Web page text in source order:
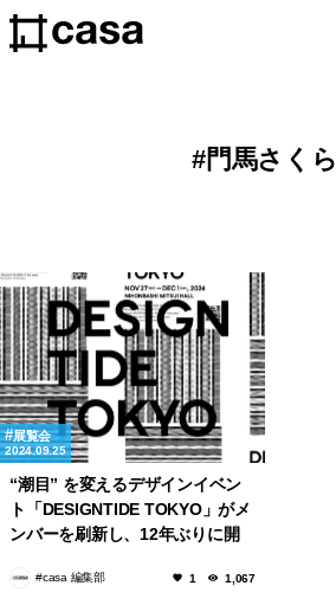
門馬さくら
展覧会
2024.09.25
“潮目” を変えるデザインイベン
ト「DESIGNTIDE TOKYO」がメ
ンバーを刷新し、12年ぶりに開
#casa 編集部 1 1,067